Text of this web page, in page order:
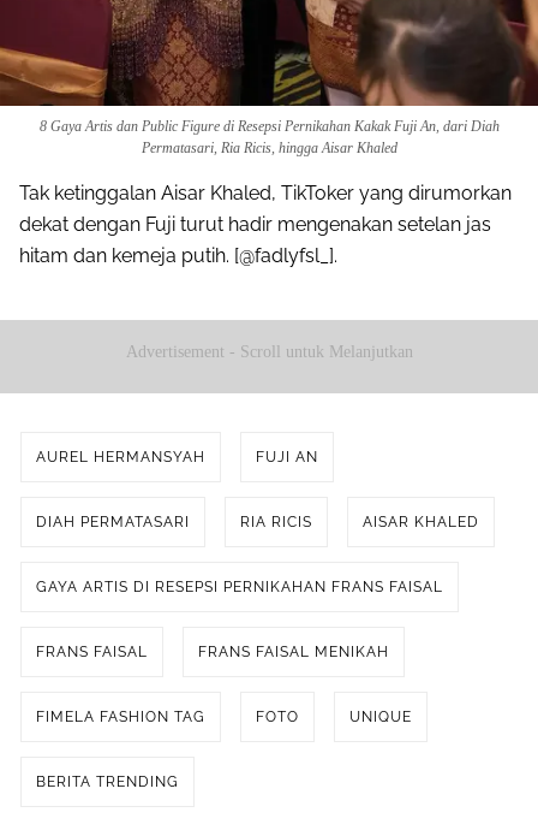
8 Gaya Artis dan Public Figure di Resepsi Pernikahan Kakak Fuji An, dari Diah
Permatasari, Ria Ricis, hingga Aisar Khaled
Tak ketinggalan Aisar Khaled, TikToker yang dirumorkan
dekat dengan Fuji turut hadir mengenakan setelan jas
hitam dan kemeja putih. [@fadlyfsl_].
Advertisement - Scroll untuk Melanjutkan
AUREL HERMANSYAH FUJI AN
DIAH PERMATASARI RIA RICIS AISAR KHALED
GAYA ARTIS DI RESEPSI PERNIKAHAN FRANS FAISAL
FRANS FAISAL FRANS FAISAL MENIKAH
FIMELA FASHION TAG FOTO UNIQUE
BERITA TRENDING